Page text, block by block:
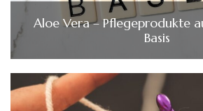
Aloe Vera – Pflegeprodukte
Basis